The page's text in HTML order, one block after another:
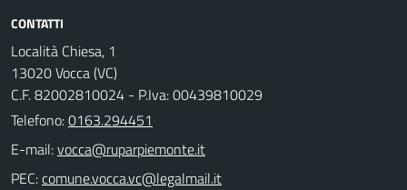
CONTATTI
Località Chiesa, 1
13020 Vocca (VC)
C.F. 82002810024 - P.Iva: 00439810029
Telefono:0163.294451
E-mail:
PEC: